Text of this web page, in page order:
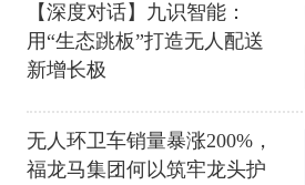
【深度对话】九识智能：
用“生态跳板”打造无人配送
新增长极
无人环卫车销量暴涨200%，
福龙马集团何以筑牢龙头护